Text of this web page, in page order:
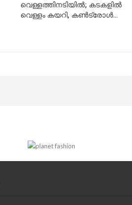
വെള്ളത്തിനടിയിൽ; കടകളിൽ
വെള്ളം കയറി, കൺട്രോൾ…